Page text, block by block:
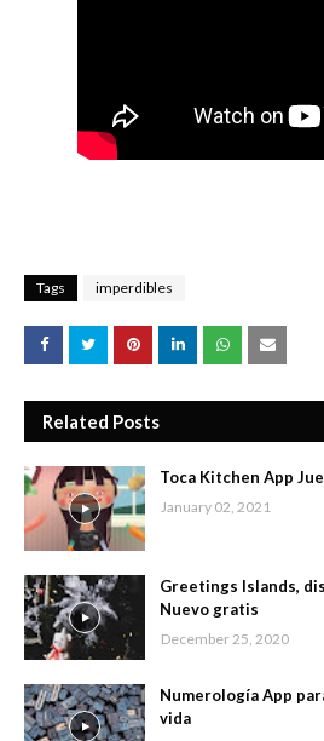
Tags imperdibles
Related Posts
Toca Kitchen App
January 02, 2021
Greetings Islands,
Nuevo gratis
December 25, 2020
Numerología App
vida